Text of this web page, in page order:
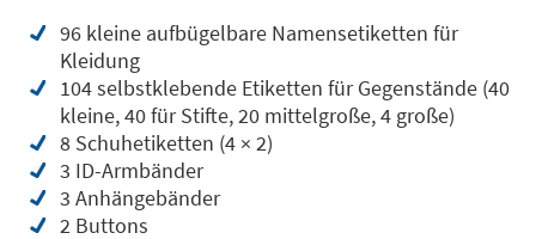
96 kleine aufbügelbare Namensetiketten für
Kleidung
104 selbstklebende Etiketten für Gegenstände (40
kleine, 40 für Stifte, 20 mittelgroße, 4 große)
8 Schuhetiketten (4 × 2)
3 ID-Armbänder
3 Anhängebänder
2 Buttons